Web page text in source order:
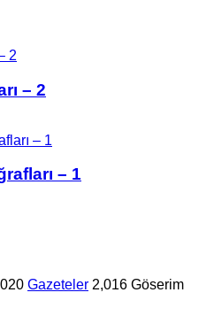
– 2
– 1
Gazeteler 2,016 Göserim